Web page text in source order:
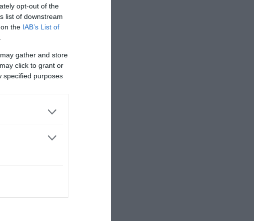
opt-out of the
list of downstream
the IAB’s List of
gather and store
click to grant or
specified purposes